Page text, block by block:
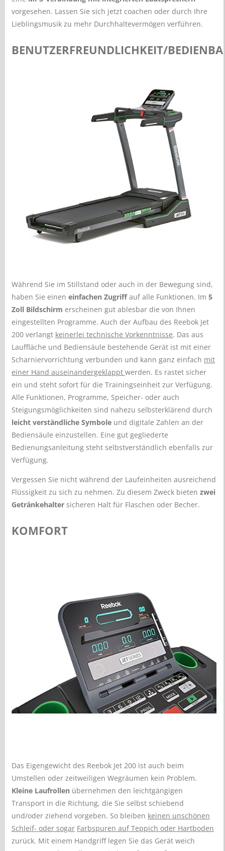
vorgesehen. Lassen Sie sich jetzt coachen oder durch Ihre
Lieblingsmusik zu mehr Durchhaltevermögen verführen.
BENUTZERFREUNDLICHKEIT/
Während Sie im Stillstand oder auch in der Bewegung sind,
haben Sie eineneinfachen Zugriffauf alle Funktionen. Im5
Zoll Bildschirm erscheinen gut ablesbar die von Ihnen
eingestellten Programme. Auch der Aufbau des Reebok Jet
200 verlangt keinerlei technische Vorkenntnisse. Das aus
Lauffläche und Bediensäule bestehende Gerät ist mit einer
Scharniervorrichtung verbunden und kann ganz einfach mit
einer Hand auseinandergeklapptwerden. Es rastet sicher
ein und steht sofort für die Trainingseinheit zur Verfügung.
Alle Funktionen, Programme, Speicher- oder auch
Steigungsmöglichkeiten sind nahezu selbsterklärend durch
leicht verständliche Symbole und digitale Zahlen an der
Bediensäule einzustellen. Eine gut gegliederte
Bedienungsanleitung steht selbstverständlich ebenfalls zur
Verfügung.
Vergessen Sie nicht während der Laufeinheiten ausreichend
Flüssigkeit zu sich zu nehmen. Zu diesem Zweck bietenzwei
Getränkehalter sicheren Halt für Flaschen oder Becher.
KOMFORT
Das Eigengewicht des Reebok Jet 200 ist auch beim
Umstellen oder zeitweiligen Wegräumen kein Problem.
Kleine Laufrollen übernehmen den leichtgängigen
Transport in die Richtung, die Sie selbst schiebend
und/oder ziehend vorgeben. So bleiben keinen unschönen
Schleif- oder sogar Farbspuren auf Teppich oder Hartboden
zurück. Mit einem Handgriff legen Sie das Gerät weich